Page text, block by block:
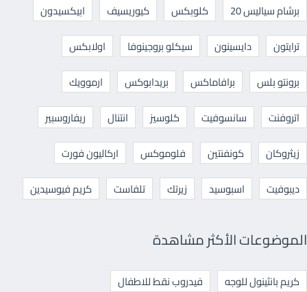
برشام سياليس 20 كلوبكس كيوريسيف
ابيكسيدون
ترايتون
دايسينون سيكلو بروجينوفا
اولابكس
برونتو بلس
برافاماكس بريدابوكس
ارموويك
اتروفنت
سانسوفيت كلوسيز انتنال
ريفاروسبير
زيثروكان
كونفنتين فلوموكس
اركاليون فورت
ديبوفيت
اسبوسيد زيرتك تلفاست كريم فيوسيدين
الموضوعات الأكثر مشاهدة
كريم بانثينول للوجه فيدروب نقط للاطفال